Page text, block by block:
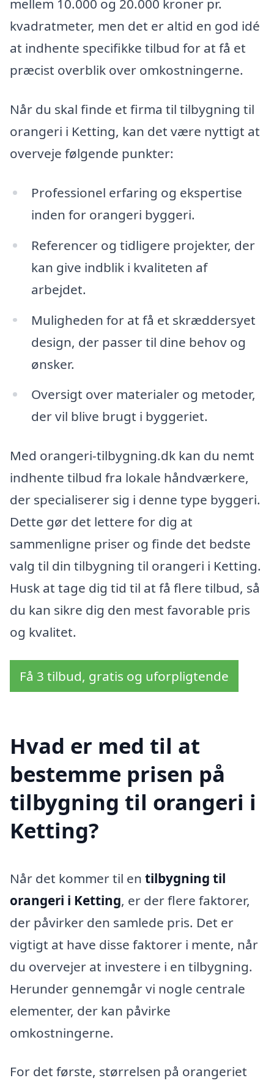
mellem 10.000 og 20.000 kroner pr.
kvadratmeter, men det er altid en god idé
at indhente specifikke tilbud for at få et
præcist overblik over omkostningerne.
Når du skal finde et firma til tilbygning til
orangeri i Ketting, kan det være nyttigt at
overveje følgende punkter:
Professionel erfaring og ekspertise
inden for orangeri byggeri.
Referencer og tidligere projekter, der
kan give indblik i kvaliteten af
arbejdet.
Muligheden for at få et skræddersyet
design, der passer til dine behov og
ønsker.
Oversigt over materialer og metoder,
der vil blive brugt i byggeriet.
Med orangeri-tilbygning.dk kan du nemt
indhente tilbud fra lokale håndværkere,
der specialiserer sig i denne type byggeri.
Dette gør det lettere for dig at
sammenligne priser og finde det bedste
valg til din tilbygning til orangeri i Ketting.
Husk at tage dig tid til at få flere tilbud, så
du kan sikre dig den mest favorable pris
og kvalitet.
Få 3 tilbud, gratis og uforpligtende
Hvad er med til at
bestemme prisen på
tilbygning til orangeri i
Ketting?
Når det kommer til en tilbygning til
orangeri i Ketting, er der flere faktorer,
der påvirker den samlede pris. Det er
vigtigt at have disse faktorer i mente, når
du overvejer at investere i en tilbygning.
Herunder gennemgår vi nogle centrale
elementer, der kan påvirke
omkostningerne.
For det første, størrelsen på orangeriet